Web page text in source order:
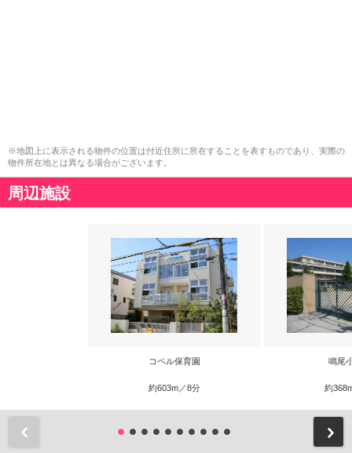
※地図上に表示される物件の位置は付近住所に所在することを表すものであり、実際の
物件所在地とは異なる場合がございます。
周辺施設
コペル保育園
約603m／8分
鳴尾
約